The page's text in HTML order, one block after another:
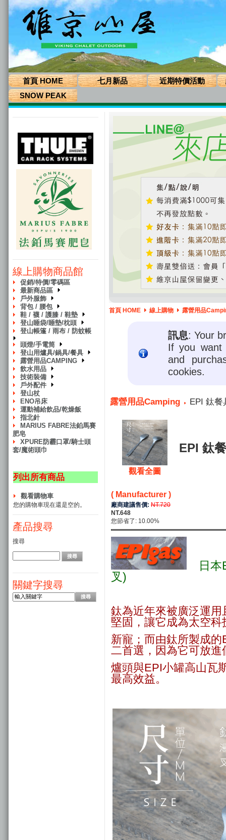
首頁 HOME 七月新品 近期特價活動
SNOW PEAK
線上購物商品館
促銷/特價/零碼區
最新商品區
戶外服飾
背包 / 腰包
鞋 / 襪 / 護膝 / 鞋墊
登山睡袋/睡墊/枕頭
登山帳篷 / 雨布 / 防蚊帳
頭燈/手電筒
登山用爐具/鍋具/餐具
露營用品CAMPING
飲水用品
技術裝備
戶外配件
登山杖
ENO吊床
運動補給飲品/乾燥飯
指北針
MARIUS FABRE法鉑馬賽
肥皂
XPURE防霾口罩/騎士頭
套/魔術頭巾
列出所有商品
觀看購物車
您的購物車現在還是空的。
產品搜尋
搜尋
關鍵字搜尋
首頁 HOME 線上購物 露營用品
訊息: Your
If you want
and
cookies.
露營用品Camping EPI 鈦餐
觀看全圖
EPI 鈦
( Manufacturer )
廠商建議售價: NT.720
NT.648
您節省了: 10.00%
日本
叉)
鈦為近年來被廣泛運
堅固，讓它成為太空科
新寵；而由鈦所製成
二首選，因為它可放進
爐頭與EPI小罐高山瓦
最高效益。